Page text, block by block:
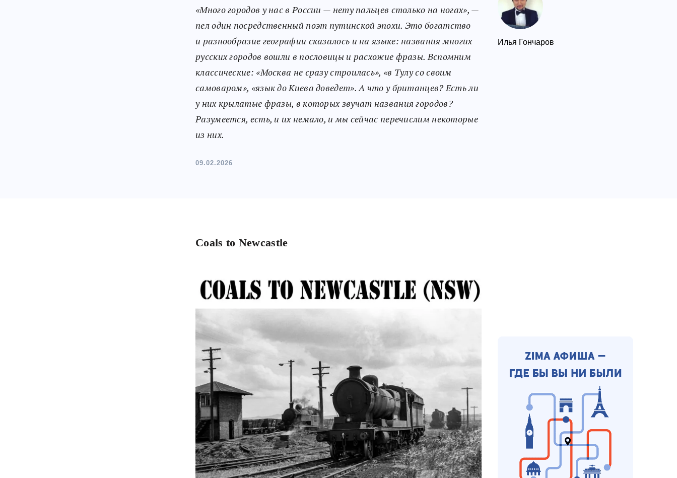
«Много городов у нас в России — нету пальцев столько на ногах», —
пел один посредственный поэт путинской эпохи. Это богатство
и разнообразие географии сказалось и на языке: названия многих
русских городов вошли в пословицы и расхожие фразы. Вспомним
классические: «Москва не сразу строилась», «в Тулу со своим
самоваром», «язык до Киева доведет». А что у британцев? Есть ли
у них крылатые фразы, в которых звучат названия городов?
Разумеется, есть, и их немало, и мы сейчас перечислим некоторые
из них.
09.02.2026
Илья Гончаров
Coals to Newcastle